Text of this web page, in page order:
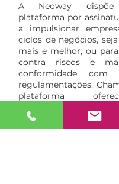
A Neoway
plataforma por
a impulsionar
ciclos de negócios,
mais e melhor, ou
contra riscos e
conformidade
regulamentações.
plataforma
software, bases de
estatísticos. A